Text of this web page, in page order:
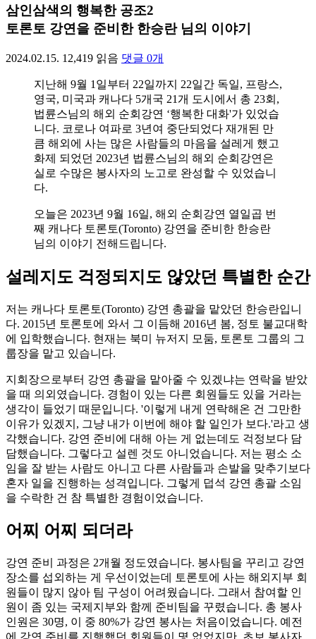
삼인삼색의 행복한 공조2
토론토 강연을 준비한 한승란 님의 이야기
2024.02.15. 12,419 읽음 댓글 0개
지난해 9월 1일부터 22일까지 22일간 독일, 프랑스,
영국, 미국과 캐나다 5개국 21개 도시에서 총 23회,
법륜스님의 해외 순회강연 ‘행복한 대화'가 있었습
니다. 코로나 여파로 3년여 중단되었다 재개된 만
큼 해외에 사는 많은 사람들의 마음을 설레게 했고
화제 되었던 2023년 법륜스님의 해외 순회강연은
실로 수많은 봉사자의 노고로 완성할 수 있었습니
다.
오늘은 2023년 9월 16일, 해외 순회강연 열일곱 번
째 캐나다 토론토(Toronto) 강연을 준비한 한승란
님의 이야기 전해드립니다.
설레지도 걱정되지도 않았던 특별한 순간
저는 캐나다 토론토(Toronto) 강연 총괄을 맡았던 한승란입니
다. 2015년 토론토에 와서 그 이듬해 2016년 봄, 정토 불교대학
에 입학했습니다. 현재는 북미 뉴저지 모둠, 토론토 그룹의 그
룹장을 맡고 있습니다.
지회장으로부터 강연 총괄을 맡아줄 수 있겠냐는 연락을 받았
을 때 의외였습니다. 경험이 있는 다른 회원들도 있을 거라는
생각이 들었기 때문입니다. '이렇게 내게 연락해온 건 그만한
이유가 있겠지, 그냥 내가 이번에 해야 할 일인가 보다.'라고 생
각했습니다. 강연 준비에 대해 아는 게 없는데도 걱정보다 담
담했습니다. 그렇다고 설렌 것도 아니었습니다. 저는 평소 소
임을 잘 받는 사람도 아니고 다른 사람들과 손발을 맞추기보다
혼자 일을 진행하는 성격입니다. 그렇게 덥석 강연 총괄 소임
을 수락한 건 참 특별한 경험이었습니다.
어찌 어찌 되더라
강연 준비 과정은 2개월 정도였습니다. 봉사팀을 꾸리고 강연
장소를 섭외하는 게 우선이었는데 토론토에 사는 해외지부 회
원들이 많지 않아 팀 구성이 어려웠습니다. 그래서 참여할 인
원이 좀 있는 국제지부와 함께 준비팀을 꾸렸습니다. 총 봉사
인원은 30명, 이 중 80%가 강연 봉사는 처음이었습니다. 예전